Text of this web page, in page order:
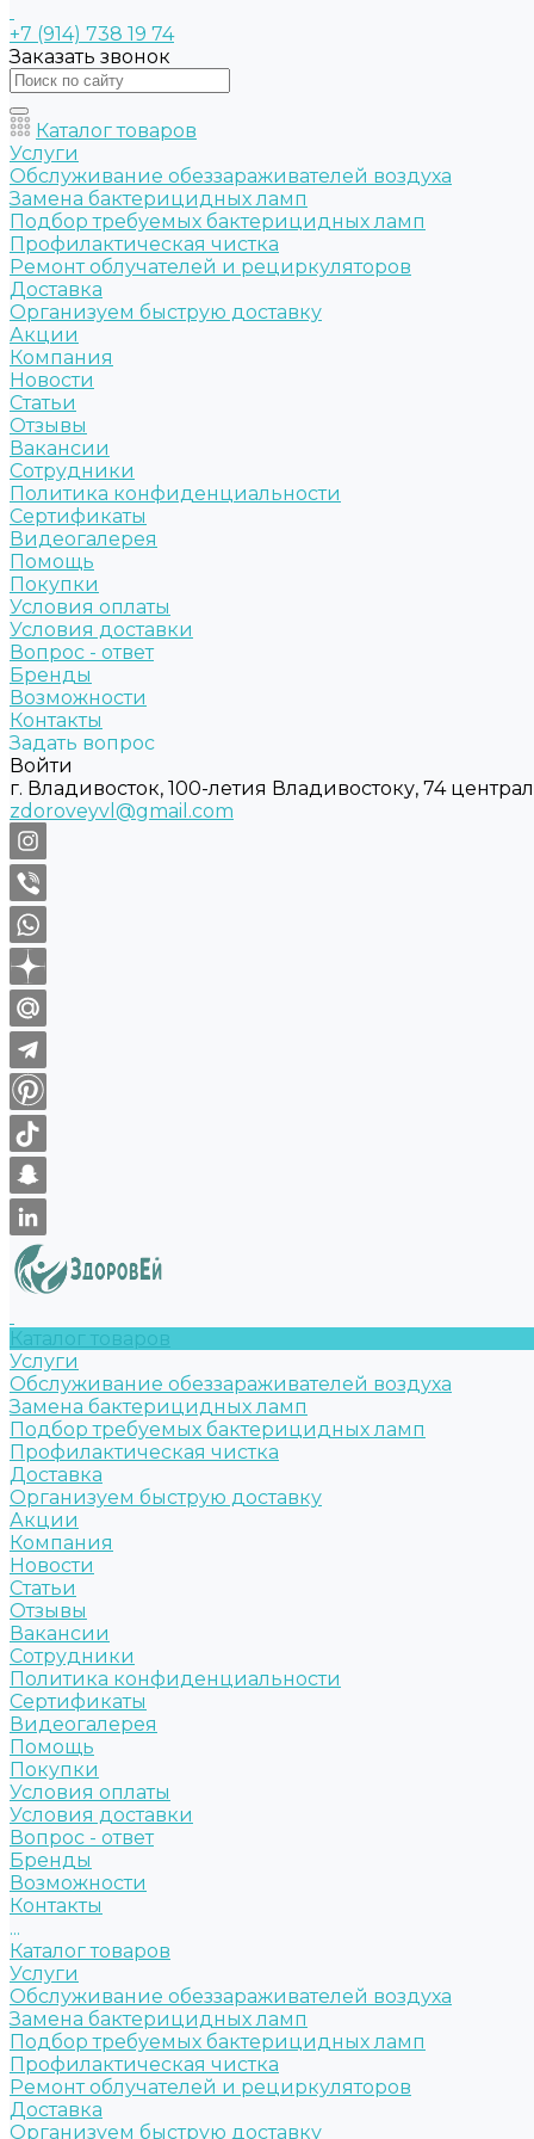
+7 (914) 738 19 74
Заказать звонок
Каталог товаров
Услуги
Обслуживание обеззараживателей воздуха
Замена бактерицидных ламп
Подбор требуемых бактерицидных ламп
Профилактическая чистка
Ремонт облучателей и рециркуляторов
Доставка
Организуем быструю доставку
Акции
Компания
Новости
Статьи
Отзывы
Вакансии
Сотрудники
Политика конфиденциальности
Сертификаты
Видеогалерея
Помощь
Покупки
Условия оплаты
Условия доставки
Вопрос - ответ
Бренды
Возможности
Контакты
Задать вопрос
Войти
г. Владивосток, 100-летия Владивостоку, 74
zdoroveyvl@gmail.com
Каталог товаров
Услуги
Обслуживание обеззараживателей воздуха
Замена бактерицидных ламп
Подбор требуемых бактерицидных ламп
Профилактическая чистка
Доставка
Организуем быструю доставку
Акции
Компания
Новости
Статьи
Отзывы
Вакансии
Сотрудники
Политика конфиденциальности
Сертификаты
Видеогалерея
Помощь
Покупки
Условия оплаты
Условия доставки
Вопрос - ответ
Бренды
Возможности
Контакты
...
Каталог товаров
Услуги
Обслуживание обеззараживателей воздуха
Замена бактерицидных ламп
Подбор требуемых бактерицидных ламп
Профилактическая чистка
Ремонт облучателей и рециркуляторов
Доставка
Организуем быструю доставку